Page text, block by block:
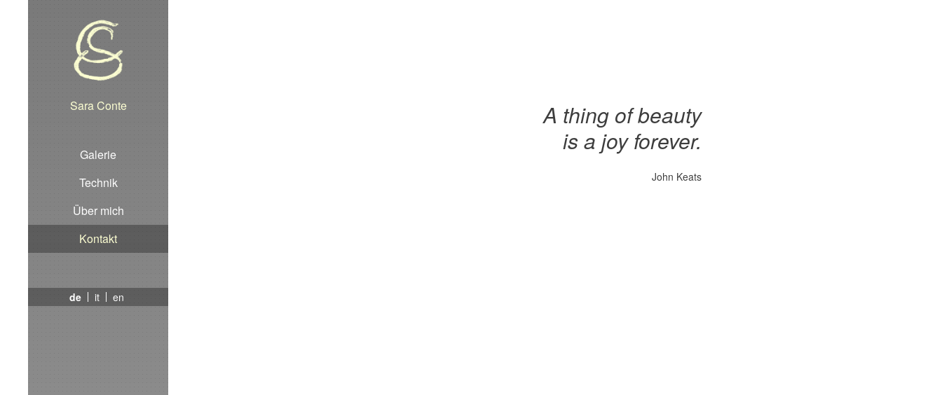
de it en
Sara Conte
Galerie
Technik
Über mich
Kontakt
A thing of beauty
is a joy forever.
John Keats